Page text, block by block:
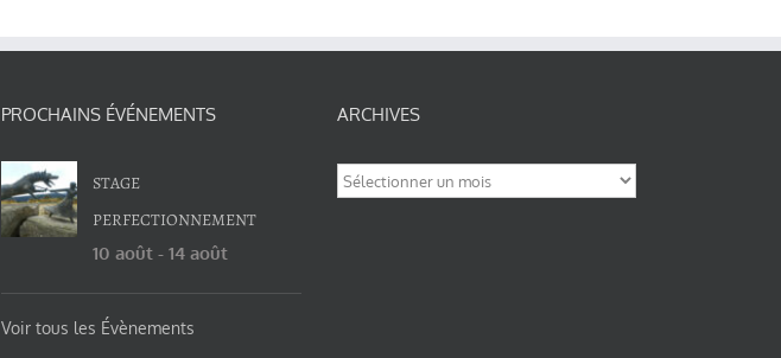
PROCHAINS ÉVÉNEMENTS
STAGE
PERFECTIONNEMENT
10 août - 14 août
Voir tous les Évènements
ARCHIVES
Archives